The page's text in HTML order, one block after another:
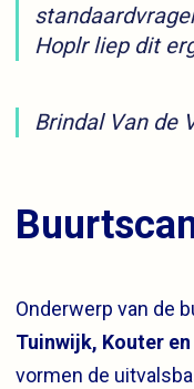
Hoplr liep dit
Brindal Van de
Onderwerp van de
Tuinwijk, Kouter
vormen de